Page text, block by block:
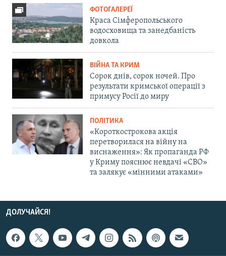
ФОТОГАЛЕРЕЇ
Краса Сімферопольського
водосховища та занедбаність
довкола
ВІЙНА ТА КРИМ
Сорок днів, сорок ночей. Про
результати кримської операції з
примусу Росії до миру
ПОЛІТИКА
«Короткострокова акція
перетворилася на війну на
виснаження»: Як пропаганда РФ
у Криму пояснює невдачі «СВО»
та залякує «мінними атаками»
ДОЛУЧАЙСЯ!